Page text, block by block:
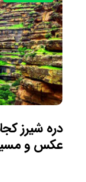
دره شیرز
عکس و